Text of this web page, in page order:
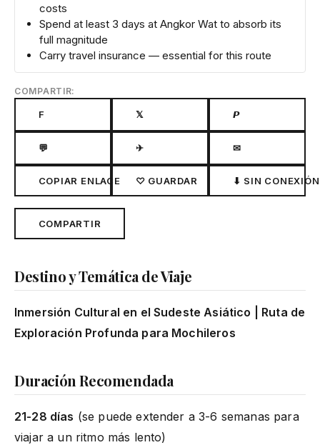
costs
Spend at least 3 days at Angkor Wat to absorb its
full magnitude
Carry travel insurance — essential for this route
COMPARTIR:
F 𝕏 𝙋
💬 ✈ ✉
COPIAR ENLACE ♡ GUARDAR ⬇ SIN CONEXIÓN
COMPARTIR
Destino y Temática de Viaje
Inmersión Cultural en el Sudeste Asiático | Ruta de
Exploración Profunda para Mochileros
Duración Recomendada
21-28 días (se puede extender a 3-6 semanas para
viajar a un ritmo más lento)